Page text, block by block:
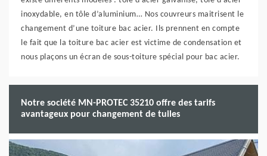
inoxydable, en tôle d’aluminium… Nos couvreurs maitrisent le
changement d’une toiture bac acier. Ils prennent en compte
le fait que la toiture bac acier est victime de condensation et
nous plaçons un écran de sous-toiture spécial pour bac acier.
Notre société MN-PROTEC 35210 offre des tarifs
avantageux pour changement de tuiles